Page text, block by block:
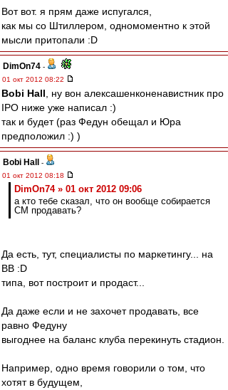
Вот вот. я прям даже испугался,
как мы со Штиллером, одномоментно к этой
мысли притопали :D
DimOn74 -
01 окт 2012 08:22
Bobi Hall , ну вон алексашенконенавистник про
IPO ниже уже написал :)
так и будет (раз Федун обещал и Юра
предположил :) )
Bobi Hall
-
01 окт 2012 08:18
DimOn74 » 01 окт 2012 09:06
а кто тебе сказал, что он вообще собирается
СМ продавать?
Да есть, тут, специалисты по маркетингу... на
ВВ :D
типа, вот построит и продаст...
Да даже если и не захочет продавать, все
равно Федуну
выгоднее на баланс клуба перекинуть стадион.
Например, одно время говорили о том, что
хотят в будущем,